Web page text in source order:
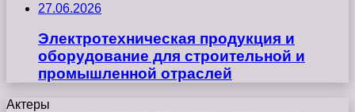
27.06.2026
Электротехническая продукция и
оборудование для строительной и
промышленной отраслей
Актеры